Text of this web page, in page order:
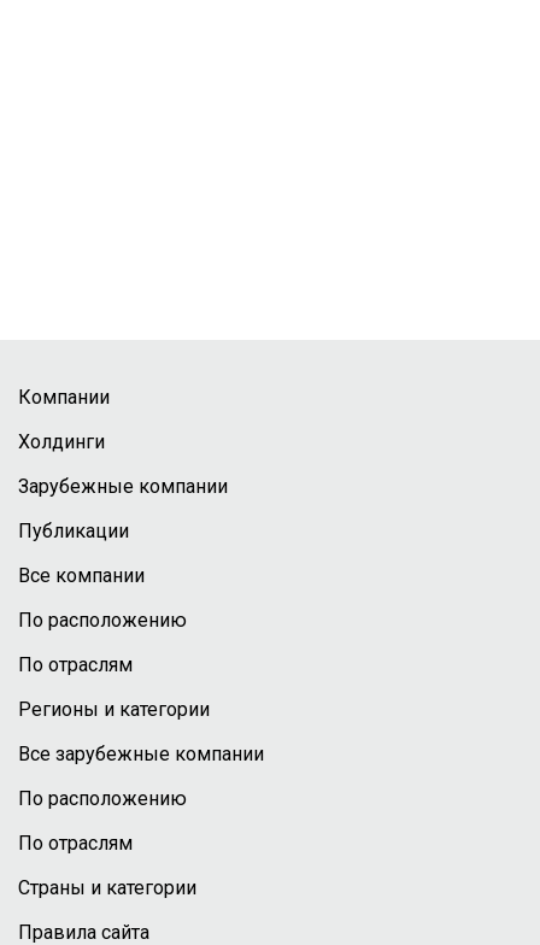
Компании
Холдинги
Зарубежные компании
Публикации
Все компании
По расположению
По отраслям
Регионы и категории
Все зарубежные компании
По расположению
По отраслям
Страны и категории
Правила сайта